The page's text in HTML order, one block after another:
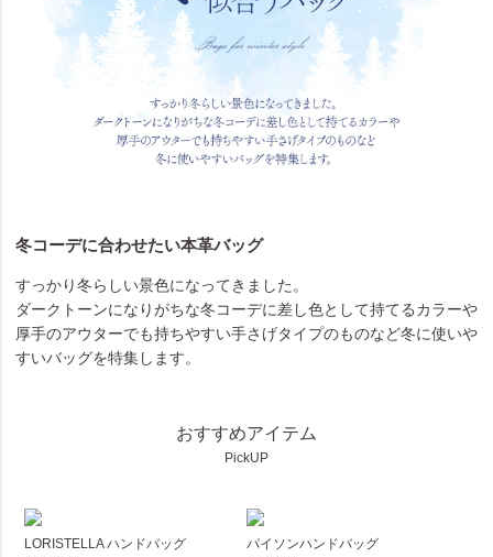
冬コーデに合わせたい本革バッグ
すっかり冬らしい景色になってきました。
ダークトーンになりがちな冬コーデに差し色として持てるカラーや
厚手のアウターでも持ちやすい手さげタイプのものなど冬に使いや
すいバッグを特集します。
おすすめアイテム
PickUP
LORISTELLA ハンドバッグ
パイソンハンドバッグ